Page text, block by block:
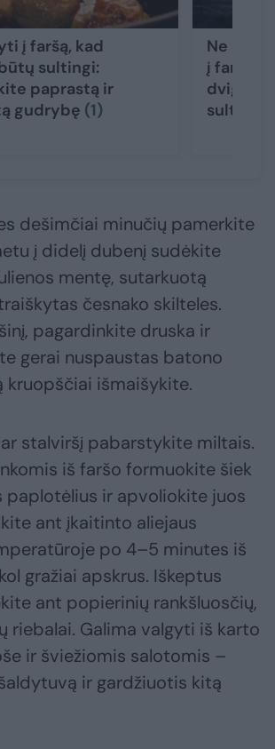
į faršą, kad
sultingi:
paprastą ir
gudrybę (1)
Ne
į faršą,
dešimčiai minučių pamerkite
į didelį dubenį sudėkite
mentę, sutarkuotą
česnako skilteles.
pagardinkite druska ir
gerai nuspaustas batono
kruopščiai išmaišykite.
stalviršį pabarstykite miltais.
iš faršo formuokite šiek
paplotėlius ir apvoliokite juos
ant įkaitinto aliejaus
po 4–5 minutes iš
gražiai apskrus. Iškeptus
ant popierinių rankšluosčių,
riebalai. Galima valgyti iš karto
ir šviežiomis salotomis –
ir gardžiuotis kitą